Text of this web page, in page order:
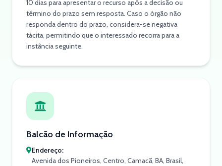
10 dias para apresentar o recurso após a decisão ou
término do prazo sem resposta. Caso o órgão não
responda dentro do prazo, considera-se negativa
tácita, permitindo que o interessado recorra para a
instância seguinte.
Balcão de Informação
Endereço:
Avenida dos Pioneiros, Centro, Camacã, BA, Brasil,